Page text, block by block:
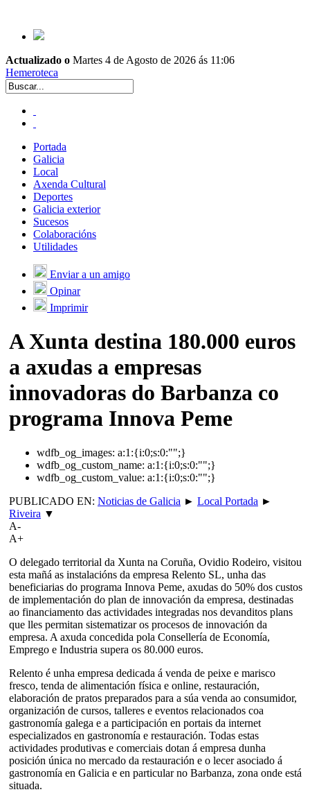
Actualizado o Martes 4 de Agosto de 2026 ás 11:06
Hemeroteca
Portada
Galicia
Local
Axenda Cultural
Deportes
Galicia exterior
Sucesos
Colaboracións
Utilidades
Enviar a un amigo
Opinar
Imprimir
A Xunta destina 180.000 euros
a axudas a empresas
innovadoras do Barbanza co
programa Innova Peme
wdfb_og_images: a:1:{i:0;s:0:"";}
wdfb_og_custom_name: a:1:{i:0;s:0:"";}
wdfb_og_custom_value: a:1:{i:0;s:0:"";}
PUBLICADO EN: Noticias de Galicia ► Local Portada ►
Riveira ▼
A-
A+
O delegado territorial da Xunta na Coruña, Ovidio Rodeiro, visitou
esta mañá as instalacións da empresa Relento SL, unha das
beneficiarias do programa Innova Peme, axudas do 50% dos custos
de implementación do plan de innovación da empresa, destinadas
ao financiamento das actividades integradas nos devanditos plans
que lles permitan sistematizar os procesos de innovación da
empresa. A axuda concedida pola Consellería de Economía,
Emprego e Industria supera os 80.000 euros.
Relento é unha empresa dedicada á venda de peixe e marisco
fresco, tenda de alimentación física e online, restauración,
elaboración de pratos preparados para a súa venda ao consumidor,
organización de cursos, talleres e eventos relacionados coa
gastronomía galega e a participación en portais da internet
especializados en gastronomía e restauración. Todas estas
actividades produtivas e comerciais dotan á empresa dunha
posición única no mercado da restauración e o lecer asociado á
gastronomía en Galicia e en particular no Barbanza, zona onde está
situada.